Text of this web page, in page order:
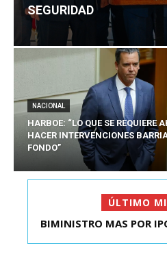
SEGURIDAD
NACIONAL
HARBOE: “LO QUE SE REQUIERE
HACER INTERVENCIONES
FONDO”
ÚLTIMO
KAST SE REUNIÓ CON EL
BIMINISTRO MAS POR